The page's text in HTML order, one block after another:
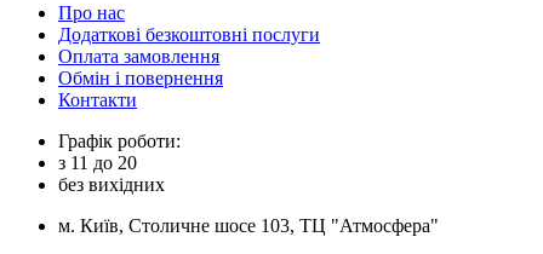
Про нас
Додаткові безкоштовні послуги
Оплата замовлення
Обмін і повернення
Контакти
Графік роботи:
з 11 до 20
без вихідних
м. Київ, Столичне шосе 103, ТЦ "Атмосфера"